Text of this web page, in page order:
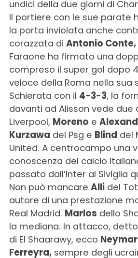
undici della due giorni di
Il portiere con le sue parate
la porta inviolata anche
corazzata di Antonio Conte,
Faraone ha firmato una
compreso il super gol dopo
veloce della Roma nella sua
Schierata con il 4-3-3, la
davanti ad Alisson vede
Liverpool, Moreno e
Kurzawa del Psg e Blind del
United. A centrocampo una
conoscenza del calcio
passato dall’Inter al Siviglia
Non può mancare Allidel
autore di una prestazione
Real Madrid. Marlos dello
la mediana. In attacco,
di El Shaarawy, ecco Neymar
Ferreyra,sempre degli